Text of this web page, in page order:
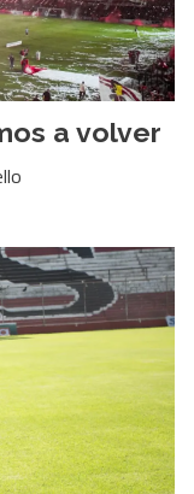
a volver